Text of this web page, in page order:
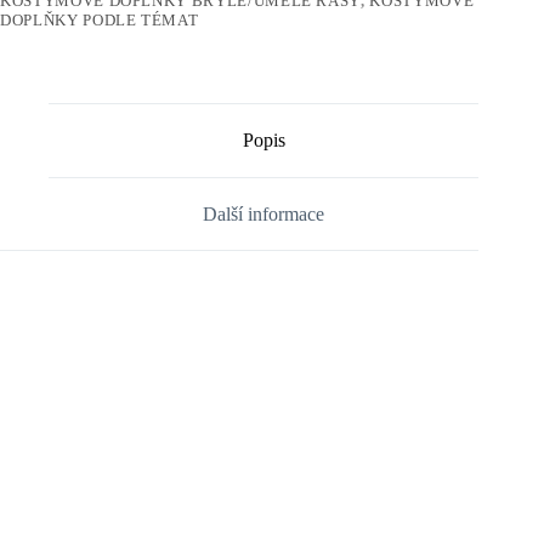
DOPLŇKY PODLE TÉMAT
Popis
Další informace